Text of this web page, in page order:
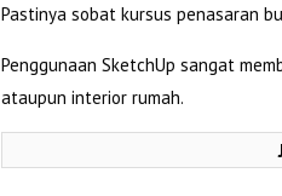
Pastinya sobat kursus penasaran
Penggunaan SketchUp sangat
ataupun interior rumah.